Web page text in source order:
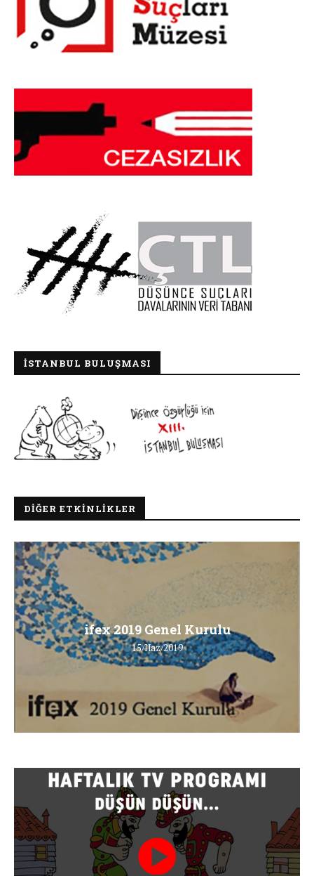
İSTANBUL BULUŞMASI
DIĞER ETKINLIKLER
ifex 2019 Genel Kurulu
15/Haz/2019